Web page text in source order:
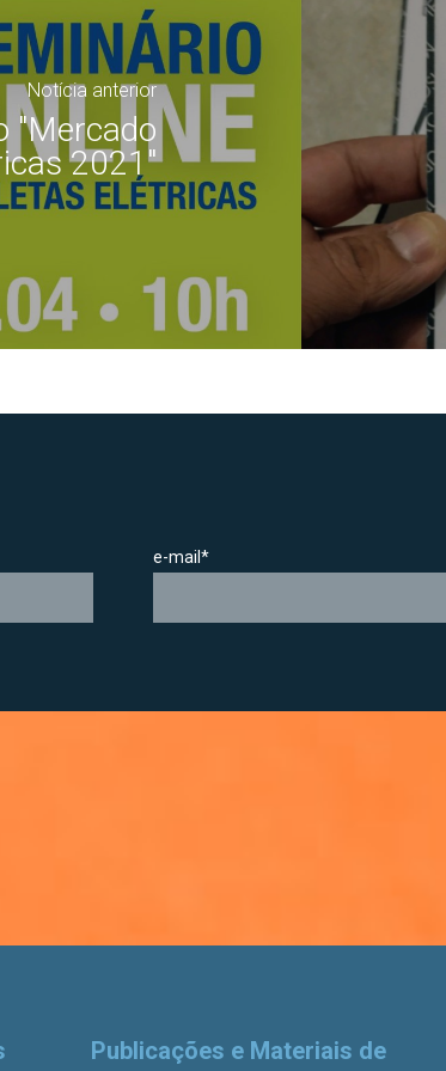
Notícia anterior
"Mercado
2021"
e-mail*
Publicações e Materiais de